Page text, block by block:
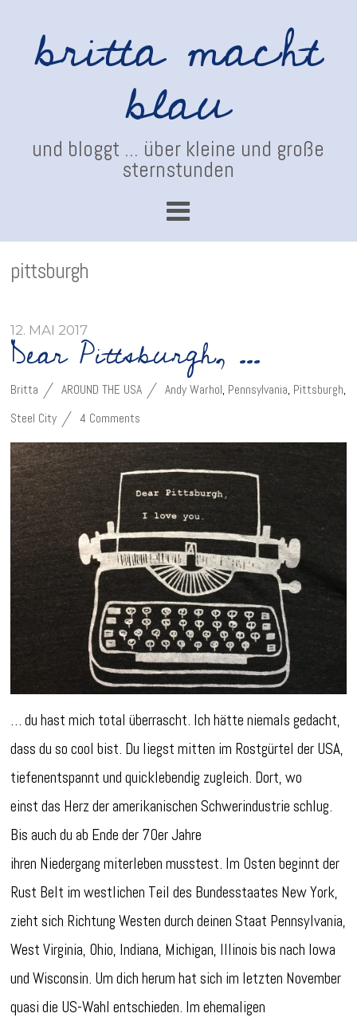
britta macht
blau
und bloggt ... über kleine und große
sternstunden
pittsburgh
12. MAI 2017
Dear Pittsburgh, …
Britta AROUND THE USA Andy Warhol, Pennsylvania, Pittsburgh,
Steel City
4 Comments
… du hast mich total überrascht. Ich hätte niemals gedacht,
dass du so cool bist. Du liegst mitten im Rostgürtel der USA,
tiefenentspannt und quicklebendig zugleich. Dort, wo
einst das Herz der amerikanischen Schwerindustrie schlug.
Bis auch du ab Ende der 70er Jahre
ihren Niedergang miterleben musstest. Im Osten beginnt der
Rust Belt im westlichen Teil des Bundesstaates New York,
zieht sich Richtung Westen durch deinen Staat Pennsylvania,
West Virginia, Ohio, Indiana, Michigan, Illinois bis nach Iowa
und Wisconsin. Um dich herum hat sich im letzten November
quasi die US-Wahl entschieden. Im ehemaligen